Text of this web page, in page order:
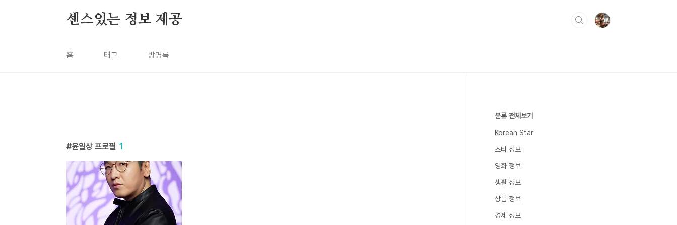
센스있는 정보 제공
홈 태그 방명록
윤일상 프로필 1
분류 전체보기
Korean Star
스타 정보
영화 정보
생활 정보
상품 정보
경제 정보